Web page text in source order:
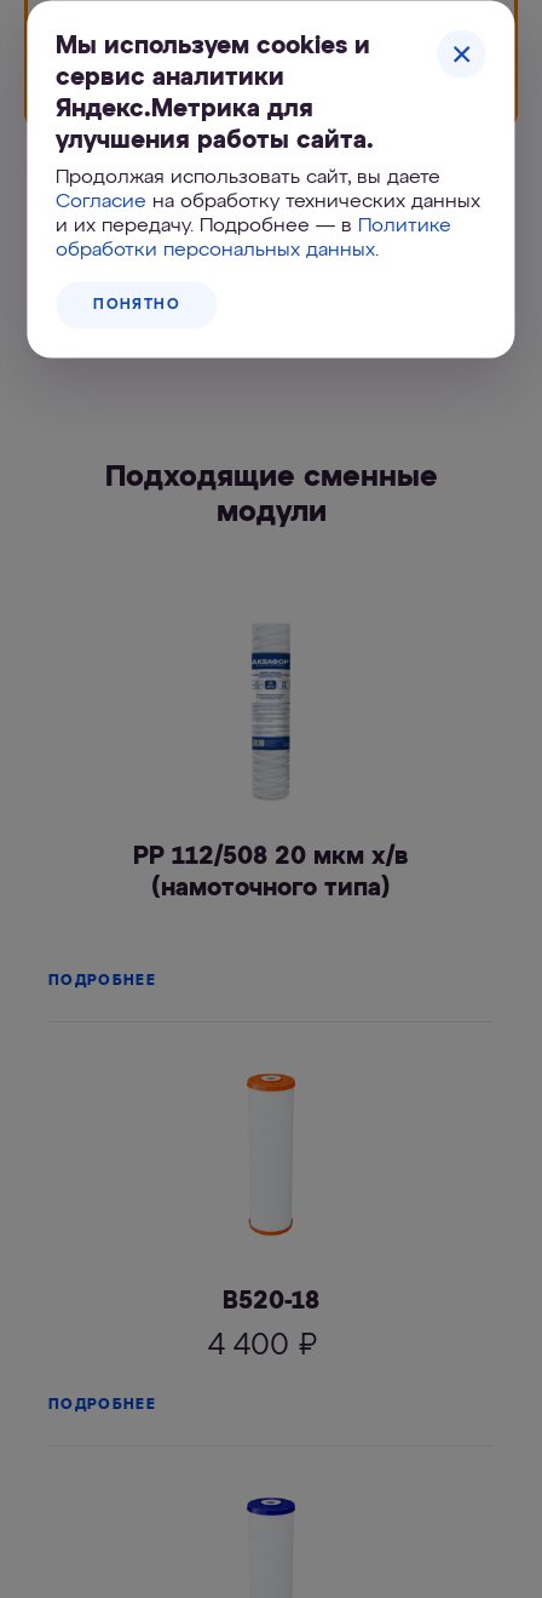
Портал
поддержки
Подходящие сменные
модули
РР 112/508 20 мкм х/в
(намоточного типа)
ПОДРОБНЕЕ
В520-18
4 400 ₽
ПОДРОБНЕЕ
Мы используем cookies и
сервис аналитики
Яндекс.Метрика для
улучшения работы сайта.
Продолжая использовать сайт, вы даете
Согласие на обработку технических данных
и их передачу. Подробнее — в Политике
обработки персональных данных
ПОНЯТНО